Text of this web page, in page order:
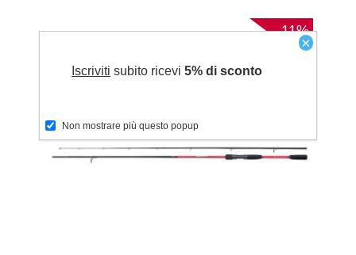
-11%
×
Iscriviti subito ricevi 5% di sconto
Non mostrare più questo popup